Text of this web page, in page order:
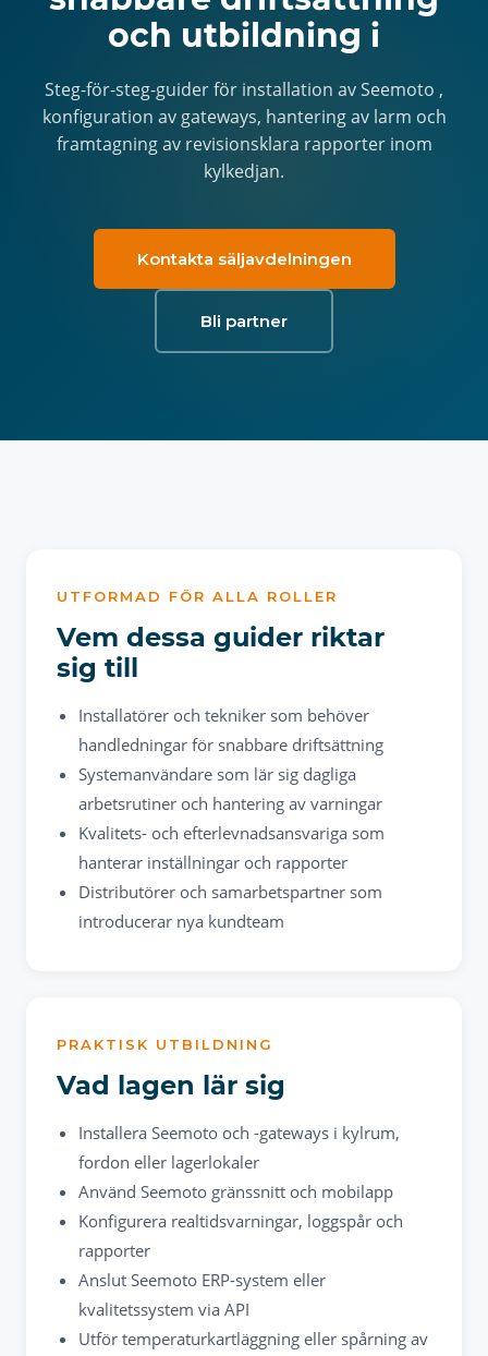
och utbildning i
Steg-för-steg-guider för installation av Seemoto ,
konfiguration av gateways, hantering av larm och
framtagning av revisionsklara rapporter inom
kylkedjan.
Kontakta säljavdelningen
Bli partner
UTFORMAD FÖR ALLA ROLLER
Vem dessa guider riktar
sig till
Installatörer och tekniker som behöver
handledningar för snabbare driftsättning
Systemanvändare som lär sig dagliga
arbetsrutiner och hantering av varningar
Kvalitets- och efterlevnadsansvariga som
hanterar inställningar och rapporter
Distributörer och samarbetspartner som
introducerar nya kundteam
PRAKTISK UTBILDNING
Vad lagen lär sig
Installera Seemoto och -gateways i kylrum,
fordon eller lagerlokaler
Använd Seemoto gränssnitt och mobilapp
Konfigurera realtidsvarningar, loggspår och
rapporter
Anslut Seemoto ERP-system eller
kvalitetssystem via API
Utför temperaturkartläggning eller spårning av